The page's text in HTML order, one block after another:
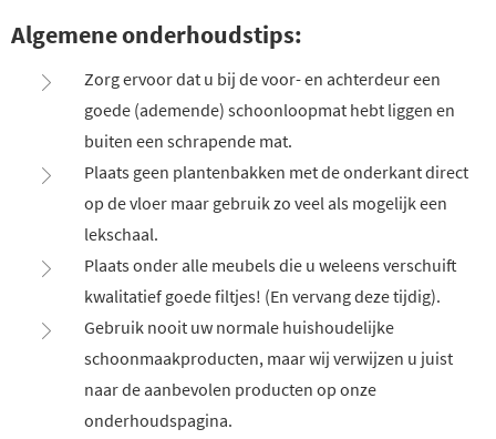
Algemene onderhoudstips:
Zorg ervoor dat u bij de voor- en achterdeur een
goede (ademende) schoonloopmat hebt liggen en
buiten een schrapende mat.
Plaats geen plantenbakken met de onderkant direct
op de vloer maar gebruik zo veel als mogelijk een
lekschaal.
Plaats onder alle meubels die u weleens verschuift
kwalitatief goede filtjes! (En vervang deze tijdig).
Gebruik nooit uw normale huishoudelijke
schoonmaakproducten, maar wij verwijzen u juist
naar de aanbevolen producten op onze
onderhoudspagina.